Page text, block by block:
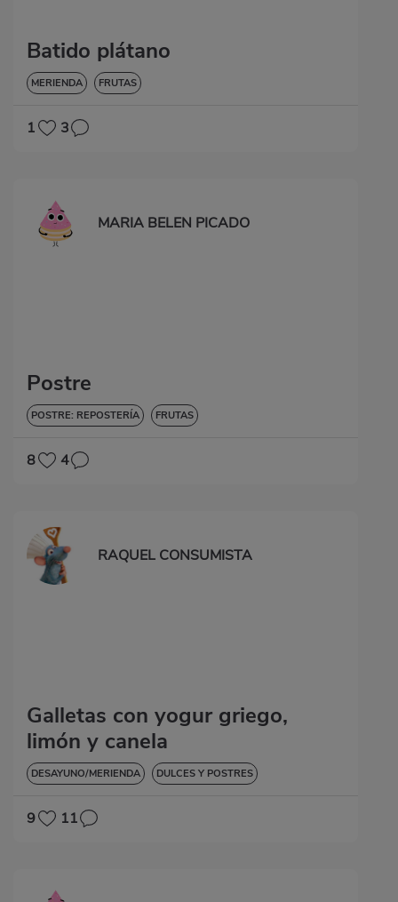
Batido plátano
MERIENDA FRUTAS
1 3
MARIA BELEN PICADO
Postre
POSTRE: REPOSTERÍA FRUTAS
8 4
RAQUEL CONSUMISTA
Galletas con yogur griego,
limón y canela
DESAYUNO/MERIENDA DULCES Y POSTRES
9 11